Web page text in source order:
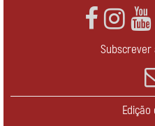
Subscrever